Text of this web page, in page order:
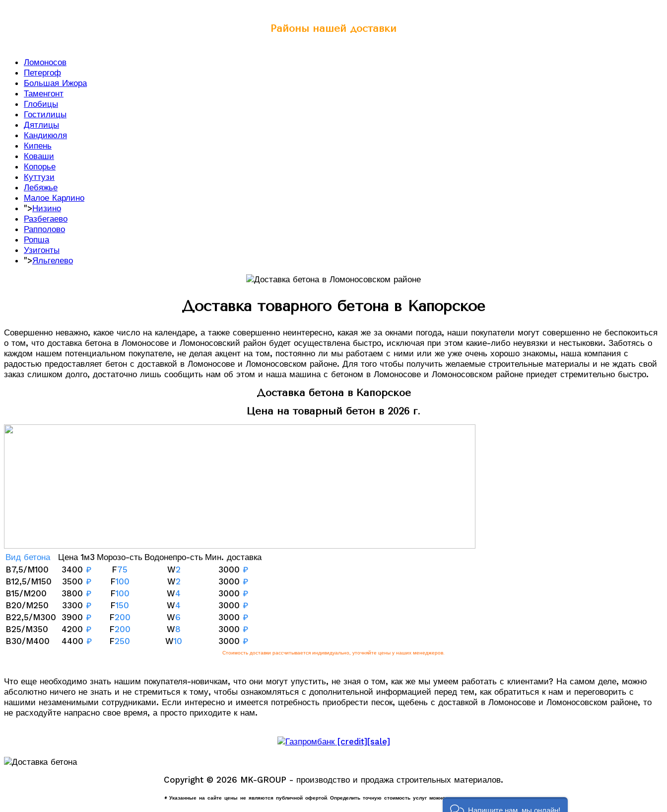
Районы нашей доставки
Ломоносов
Петергоф
Большая Ижора
Таменгонт
Глобицы
Гостилицы
Дятлицы
Кандикюля
Кипень
Коваши
Копорье
Куттузи
Лебяжье
Малое Карлино
">Низино
Разбегаево
Рапполово
Ропша
Узигонты
">Яльгелево
Доставка товарного бетона в Капорское
Совершенно неважно, какое число на календаре, а также совершенно неинтересно, какая же за окнами погода, наши покупатели могут совершенно не беспокоиться
о том, что доставка бетона в Ломоносове и Ломоносовский район будет осуществлена быстро, исключая при этом какие-либо неувязки и нестыковки. Заботясь о
каждом нашем потенциальном покупателе, не делая акцент на том, постоянно ли мы работаем с ними или же уже очень хорошо знакомы, наша компания с
радостью предоставляет бетон с доставкой в Ломоносове и Ломоносовском районе. Для того чтобы получить желаемые строительные материалы и не ждать свой
заказ слишком долго, достаточно лишь сообщить нам об этом и наша машина с бетоном в Ломоносове и Ломоносовском районе приедет стремительно быстро.
Доставка бетона в Капорское
Цена на товарный бетон в 2026 г.
Вид бетона Цена 1м3 Морозо-сть Водонепро-сть Мин. доставка
B7,5/M100
3400 ₽ F75 W2 3000 ₽
B12,5/M150
3500 ₽ F100 W2 3000 ₽
B15/M200
3800 ₽ F100 W4 3000 ₽
B20/M250
3300 ₽ F150 W4 3000 ₽
B22,5/M300
3900 ₽ F200 W6 3000 ₽
B25/M350
4200 ₽ F200 W8 3000 ₽
B30/M400
4400 ₽ F250 W10 3000 ₽
Стоимость доставки рассчитывается индивидуально, уточняйте цены у наших менеджеров.
Что еще необходимо знать нашим покупателя-новичкам, что они могут упустить, не зная о том, как же мы умеем работать с клиентами? На самом деле, можно
абсолютно ничего не знать и не стремиться к тому, чтобы ознакомляться с дополнительной информацией перед тем, как обратиться к нам и переговорить с
нашими незаменимыми сотрудниками. Если интересно и имеется потребность приобрести песок, щебень с доставкой в Ломоносове и Ломоносовском районе, то
не расходуйте напрасно свое время, а просто приходите к нам.
Copyright © 2026 MK-GROUP - производство и продажа строительных материалов.
* Указанные на сайте цены не являются публичной офертой. Определить точную стоимость услуг можно у наших менеджеров.
Напишите нам, мы онлайн!